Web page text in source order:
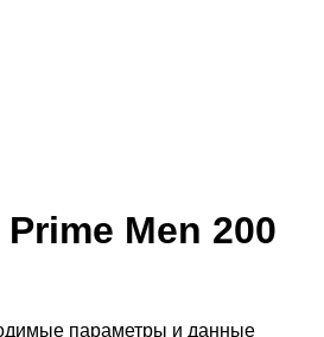
Men 200
параметры и данные